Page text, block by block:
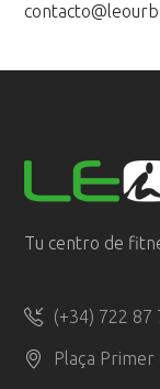
Tu centro de
(+34) 722 87
Plaça Primer